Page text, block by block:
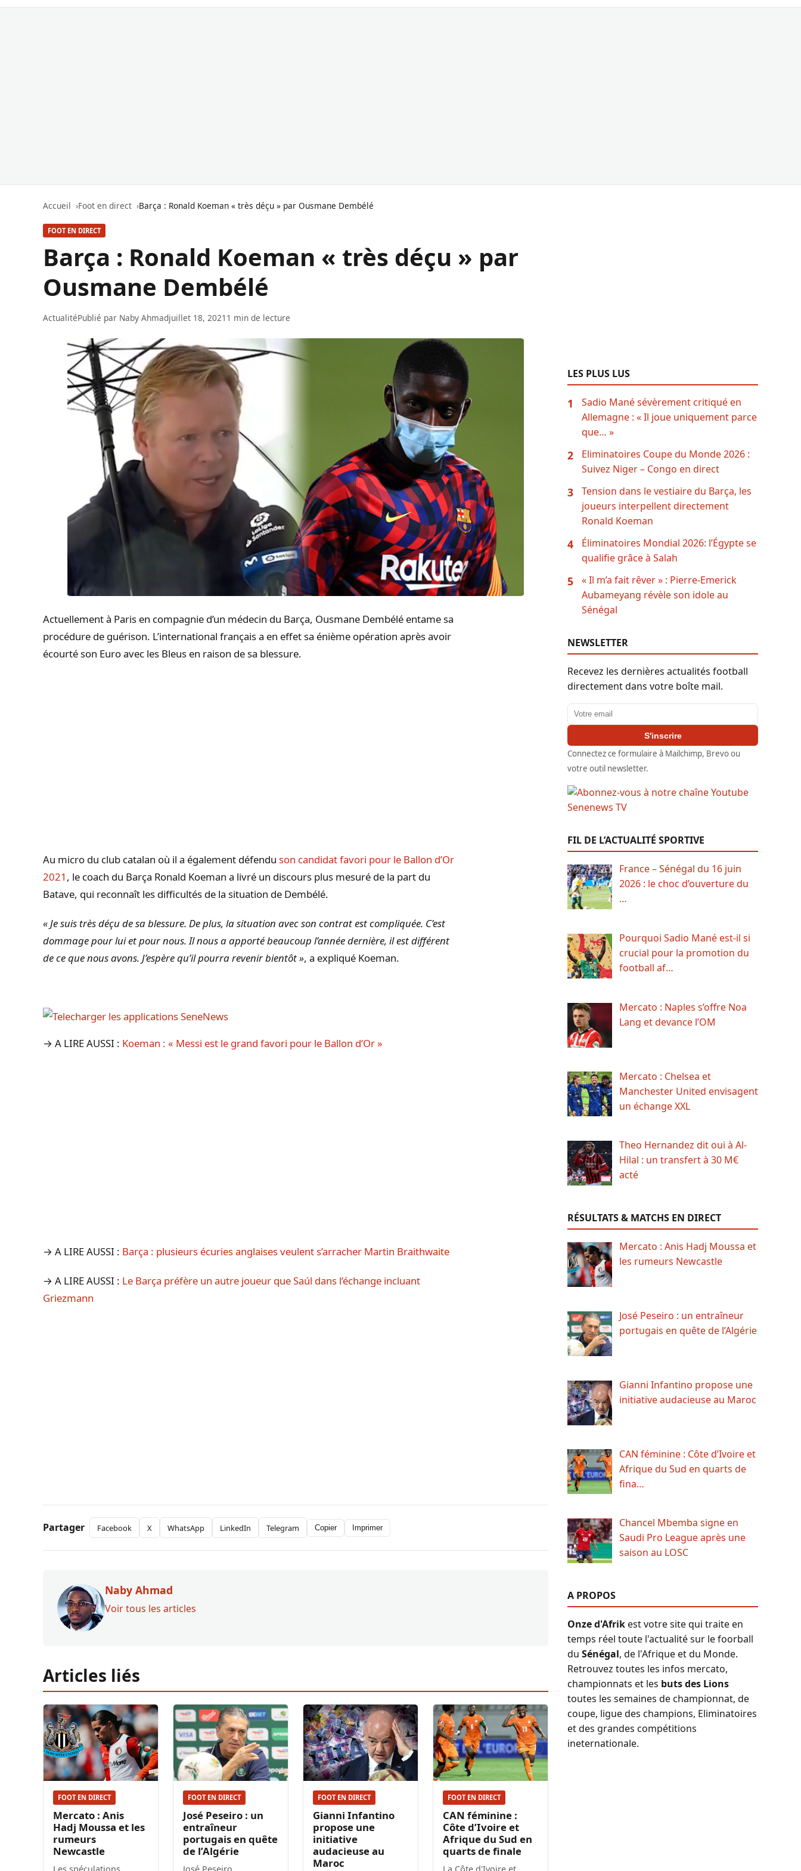
Accueil Foot en direct Barça : Ronald Koeman « très déçu » par Ousmane Dembélé
FOOT EN DIRECT
Barça : Ronald Koeman « très déçu » par
Ousmane Dembélé
ActualitéPublié par Naby Ahmadjuillet 18, 2021 1 min de lecture
Actuellement à Paris en compagnie d’un médecin du Barça, Ousmane Dembélé entame sa
procédure de guérison. L’international français a en effet sa énième opération après avoir
écourté son Euro avec les Bleus en raison de sa blessure.
Au micro du club catalan où il a également défendu son candidat favori pour le Ballon d’Or
2021 , le coach du Barça Ronald Koeman a livré un discours plus mesuré de la part du
Batave, qui reconnaît les difficultés de la situation de Dembélé.
« Je suis très déçu de sa blessure. De plus, la situation avec son contrat est compliquée. C’est
dommage pour lui et pour nous. Il nous a apporté beaucoup l’année dernière, il est différent
de ce que nous avons. J’espère qu’il pourra revenir bientôt », a expliqué Koeman.
→ A LIRE AUSSI : Koeman : « Messi est le grand favori pour le Ballon d’Or »
→ A LIRE AUSSI : Barça : plusieurs écuries anglaises veulent s’arracher Martin Braithwaite
→ A LIRE AUSSI : Le Barça préfère un autre joueur que Saúl dans l’échange incluant
Griezmann
Partager Facebook X WhatsApp LinkedIn Telegram Copier Imprimer
Naby Ahmad
Voir tous les articles
Articles liés
FOOT EN DIRECT
Mercato : Anis
Hadj Moussa et les
rumeurs
Newcastle
Les spéculations
FOOT EN DIRECT
José Peseiro : un
entraîneur
portugais en quête
de l’Algérie
José Peseiro,
FOOT EN DIRECT
Gianni Infantino
propose une
initiative
audacieuse au
Maroc
FOOT EN DIRECT
CAN féminine :
Côte d’Ivoire et
Afrique du Sud en
quarts de finale
La Côte d'Ivoire et
LES PLUS LUS
1
Sadio Mané sévèrement critiqué en
Allemagne : « Il joue uniquement parce
que… »
2
Eliminatoires Coupe du Monde 2026 :
Suivez Niger – Congo en direct
3
Tension dans le vestiaire du Barça, les
joueurs interpellent directement
Ronald Koeman
4
Éliminatoires Mondial 2026: l’Égypte se
qualifie grâce à Salah
5
« Il m’a fait rêver » : Pierre-Emerick
Aubameyang révèle son idole au
Sénégal
NEWSLETTER
Recevez les dernières actualités football
directement dans votre boîte mail.
Adresse email
S'inscrire
Connectez ce formulaire à Mailchimp, Brevo ou
votre outil newsletter.
FIL DE L’ACTUALITÉ SPORTIVE
France – Sénégal du 16 juin
2026 : le choc d’ouverture du
…
Pourquoi Sadio Mané est-il si
crucial pour la promotion du
football af…
Mercato : Naples s’offre Noa
Lang et devance l’OM
Mercato : Chelsea et
Manchester United envisagent
un échange XXL
Theo Hernandez dit oui à Al-
Hilal : un transfert à 30 M€
acté
RÉSULTATS & MATCHS EN DIRECT
Mercato : Anis Hadj Moussa et
les rumeurs Newcastle
José Peseiro : un entraîneur
portugais en quête de l’Algérie
Gianni Infantino propose une
initiative audacieuse au Maroc
CAN féminine : Côte d’Ivoire et
Afrique du Sud en quarts de
fina…
Chancel Mbemba signe en
Saudi Pro League après une
saison au LOSC
A PROPOS
Onze d'Afrikest votre site qui traite en
temps réel toute l'actualité sur le foorball
du Sénégal, de l'Afrique et du Monde.
Retrouvez toutes les infos mercato,
championnats et les buts des Lions
toutes les semaines de championnat, de
coupe, ligue des champions, Eliminatoires
et des grandes compétitions
ineternationale.